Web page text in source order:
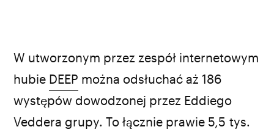
źródło: Pearl Jam
W utworzonym przez zespół internetowym
hubie DEEP można odsłuchać aż 186
występów dowodzonej przez Eddiego
Veddera grupy. To łącznie prawie 5,5 tys.